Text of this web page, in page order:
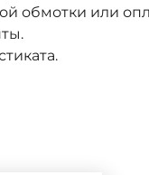
обмотки или